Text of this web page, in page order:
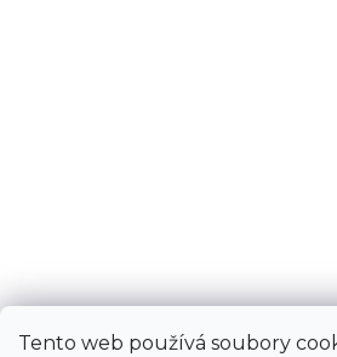
Tento web používá soubory